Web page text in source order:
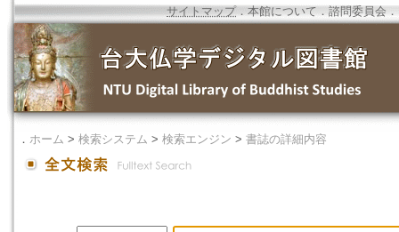
サイトマップ．本館について ． 諮問委員会 ．
． ホーム > 検索システム > 検索エンジン > 書誌の詳細内容